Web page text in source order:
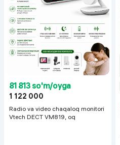
81 813 so'm/oyga
1 122 000
Radio va video chaqaloq monitori
Vtech DECT VM819, oq